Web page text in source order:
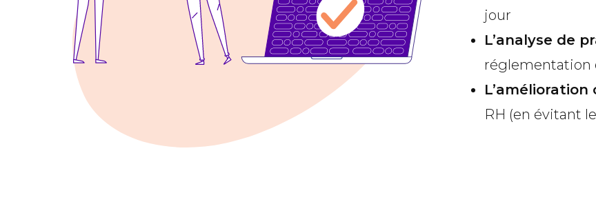
jour
L’analyse de
réglementation
L’amélioration
RH (en évitant